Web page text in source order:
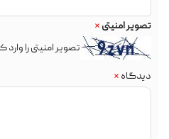
تصویر امنیتی *
تصویر امنیتی را وارد
دیدگاه *